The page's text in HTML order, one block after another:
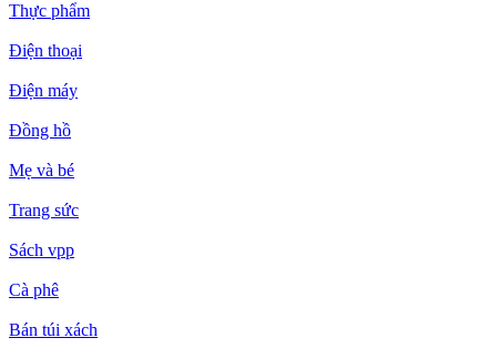
Thực phẩm
Điện thoại
Điện máy
Đồng hồ
Mẹ và bé
Trang sức
Sách vpp
Cà phê
Bán túi xách